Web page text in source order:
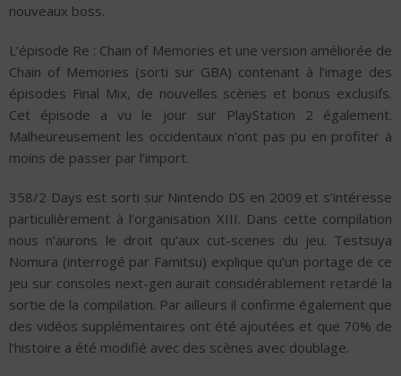
nouveaux boss.
L’épisode Re : Chain of Memories et une version améliorée de
Chain of Memories (sorti sur GBA) contenant à l’image des
épisodes Final Mix, de nouvelles scènes et bonus exclusifs.
Cet épisode a vu le jour sur PlayStation 2 également.
Malheureusement les occidentaux n’ont pas pu en profiter à
moins de passer par l’import.
358/2 Days est sorti sur Nintendo DS en 2009 et s’intéresse
particulièrement à l’organisation XIII. Dans cette compilation
nous n’aurons le droit qu’aux cut-scenes du jeu. Testsuya
Nomura (interrogé par Famitsu) explique qu’un portage de ce
jeu sur consoles next-gen aurait considérablement retardé la
sortie de la compilation. Par ailleurs il confirme également que
des vidéos supplémentaires ont été ajoutées et que 70% de
l’histoire a été modifié avec des scènes avec doublage.